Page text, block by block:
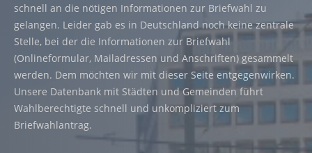
schnell an die nötigen Informationen zur Briefwahl zu
gelangen. Leider gab es in Deutschland noch keine zentrale
Stelle, bei der die Informationen zur Briefwahl
(Onlineformular, Mailadressen und Anschriften) gesammelt
werden. Dem möchten wir mit dieser Seite entgegenwirken.
Unsere Datenbank mit Städten und Gemeinden führt
Wahlberechtigte schnell und unkompliziert zum
Briefwahlantrag.